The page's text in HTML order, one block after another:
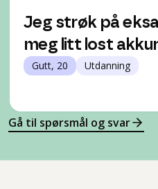
Jeg strøk på
meg litt lost
Gutt, 20 Utdanning
Gå til spørsmål og svar